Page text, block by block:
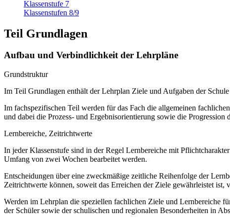
Klassenstufe 7
Klassenstufen 8/9
Teil Grundlagen
Aufbau und Verbindlichkeit der Lehrpläne
Grundstruktur
Im Teil Grundlagen enthält der Lehrplan Ziele und Aufgaben der
Im fachspezifischen Teil werden für das Fach die allgemeinen
und dabei die Prozess- und Ergebnisorientierung sowie die Progression
Lernbereiche, Zeitrichtwerte
In jeder Klassenstufe sind in der Regel Lernbereiche mit
Umfang von zwei Wochen bearbeitet werden.
Entscheidungen über eine zweckmäßige zeitliche Reihenfolge der
Zeitrichtwerte können, soweit das Erreichen der Ziele gewährleistet ist,
Werden im Lehrplan die speziellen fachlichen Ziele und Lernbereiche
der Schüler sowie der schulischen und regionalen Besonderheiten in